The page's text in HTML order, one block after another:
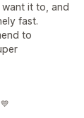
it to, and
fast.
to